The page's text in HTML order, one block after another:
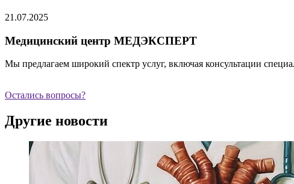
21.07.2025
Медицинский центр МЕДЭКСПЕРТ
Мы предлагаем широкий спектр услуг, включая консультации
Остались вопросы?
Другие новости